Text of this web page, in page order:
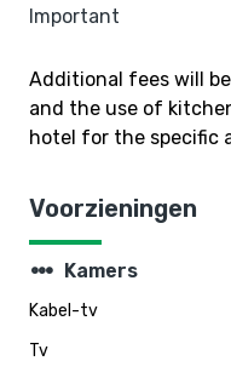
Important
Additional fees will
and the use of
hotel for the specific
Voorzieningen
steppers Kamers
Kabel-tv
Tv